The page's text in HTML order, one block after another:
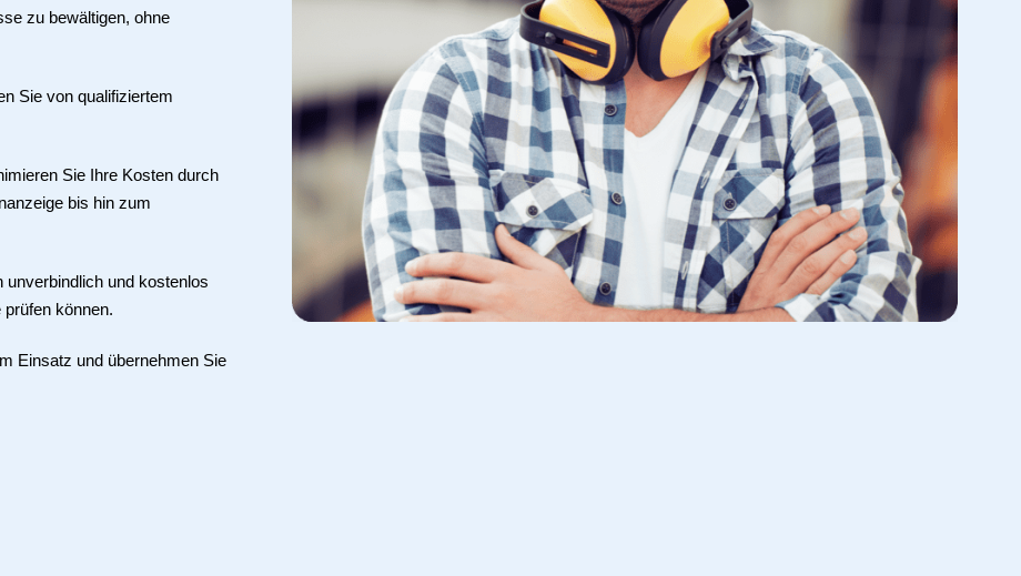
zu bewältigen, ohne
Sie von qualifiziertem
Sie Ihre Kosten durch
bis hin zum
unverbindlich und kostenlos
können.
Einsatz und übernehmen Sie